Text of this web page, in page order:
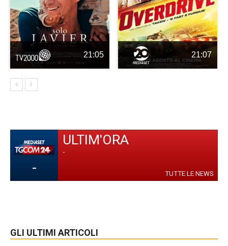
21:05 21:07
-
ULTIM'ORA
-
TUTTE LE NEWS
GLI ULTIMI ARTICOLI